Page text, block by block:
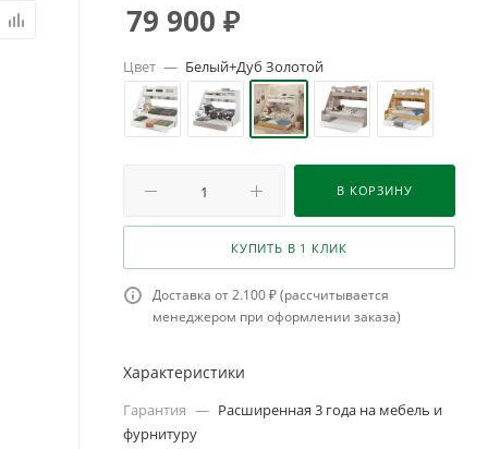
79 900 ₽
Цвет — Белый+Дуб Золотой
В КОРЗИНУ
КУПИТЬ В 1 КЛИК
Доставка от 2.100 ₽ (рассчитывается
менеджером при оформлении заказа)
Характеристики
Гарантия — Расширенная 3 года на мебель и
фурнитуру